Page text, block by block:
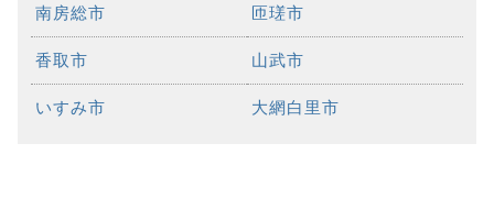
南房総市 匝瑳市
香取市 山武市
いすみ市 大網白里市